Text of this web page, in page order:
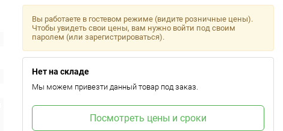
Вы работаете в гостевом режиме (видите розничные цены).
Чтобы увидеть свои цены, вам нужно войти под своим
паролем (или зарегистрироваться).
Нет на складе
Мы можем привезти данный товар под заказ.
Посмотреть цены и сроки